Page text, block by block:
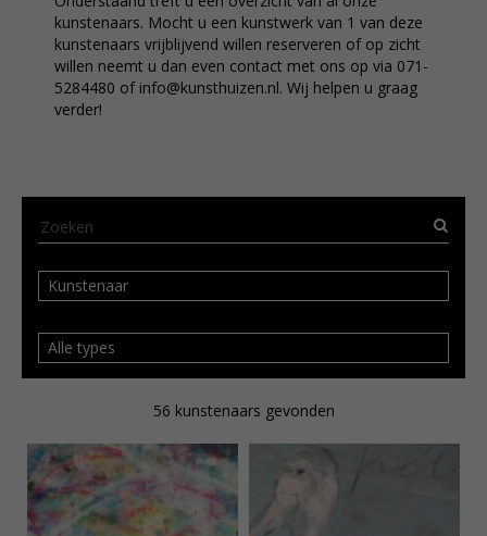
kunstenaars. Mocht u een kunstwerk van 1 van deze
kunstenaars vrijblijvend willen reserveren of op zicht
willen neemt u dan even contact met ons op via 071-
5284480 of info@kunsthuizen.nl. Wij helpen u graag
verder!
Kunstenaar
Alle types
56 kunstenaars gevonden